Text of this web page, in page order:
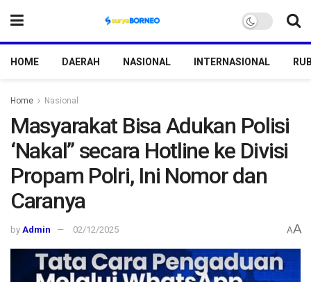
HOME DAERAH NASIONAL INTERNASIONAL
Home Nasional
Masyarakat Bisa Adukan Polisi
‘Nakal” secara Hotline ke Divisi
Propam Polri, Ini Nomor dan
Caranya
by Admin 02/12/2025 AA